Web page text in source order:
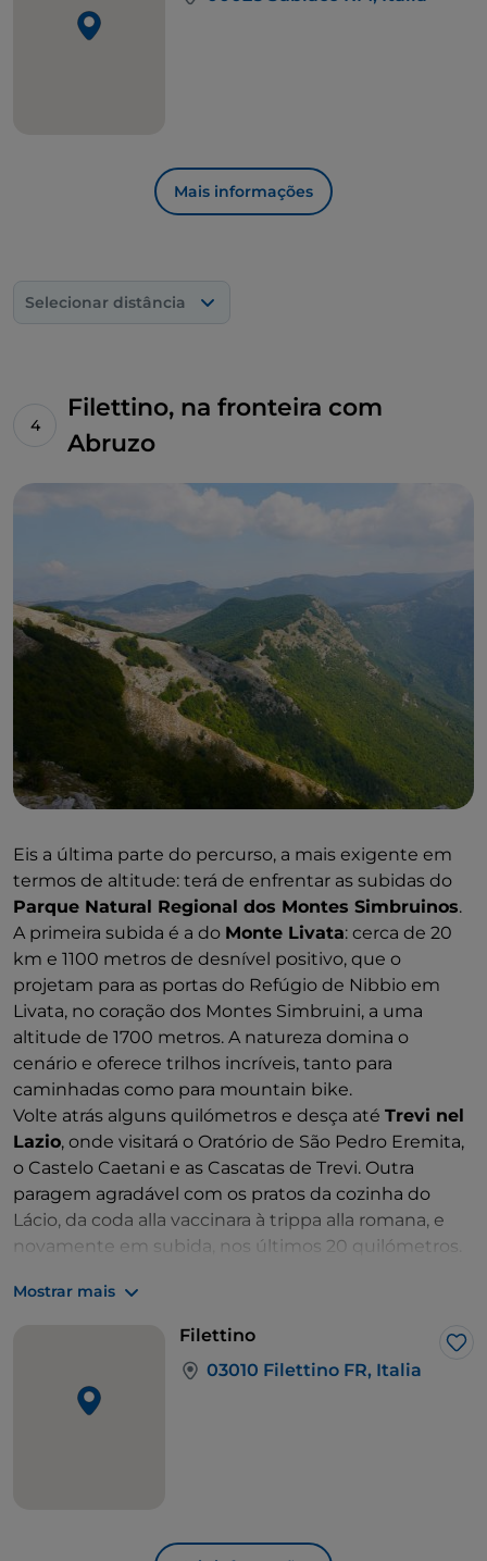
Mais informações
Selecionar distância
Filettino, na fronteira com
Abruzo
Eis a última parte do percurso, a mais exigente em
termos de altitude: terá de enfrentar as subidas do
Parque Natural Regional dos Montes Simbruinos.
A primeira subida é a do Monte Livata: cerca de 20
km e 1100 metros de desnível positivo, que o
projetam para as portas do Refúgio de Nibbio em
Livata, no coração dos Montes Simbruini, a uma
altitude de 1700 metros. A natureza domina o
cenário e oferece trilhos incríveis, tanto para
caminhadas como para mountain bike.
Volte atrás alguns quilómetros e desça até Trevi nel
Lazio, onde visitará o Oratório de São Pedro Eremita,
o Castelo Caetani e as Cascatas de Trevi. Outra
paragem agradável com os pratos da cozinha do
Lácio, da coda alla vaccinara à trippa alla romana, e
novamente em subida, nos últimos 20 quilómetros.
entre a província de Frosinone e a província de
Avezzano, em Abruzzo. Chegue à pequena aldeia de
e chegue a uma altitude de 1600 metros
acima do nível do mar. É hora de recuperar o fôlego e
respirar profundamente o ar puro do local.
Mostrar mais
Filettino
03010 Filettino FR, Italia